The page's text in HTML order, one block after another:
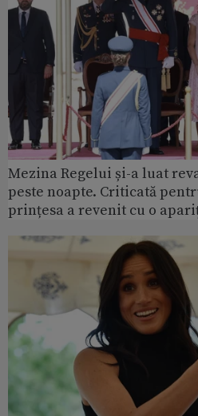
Mezina Regelui și-a luat
peste noapte. Criticată
prințesa a revenit cu o